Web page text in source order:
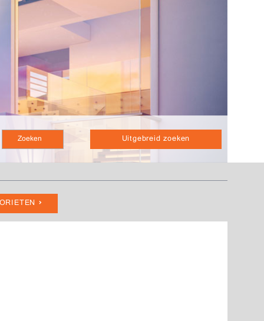
Uitgebreid zoeken